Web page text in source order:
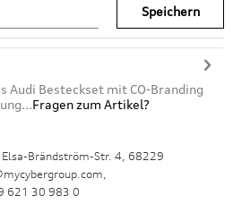
Speichern
Audi Besteckset mit CO-Branding
Fragen zum Artikel?
Brändström-Str. 4, 68229
621 30 983 0